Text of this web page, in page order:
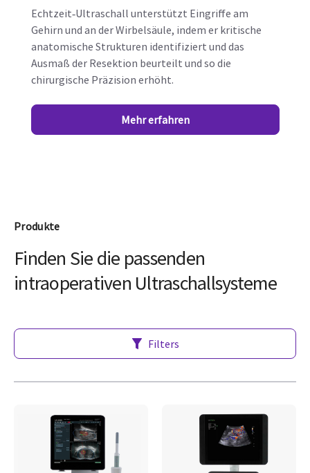
Echtzeit‑Ultraschall unterstützt Eingriffe am
Gehirn und an der Wirbelsäule, indem er kritische
anatomische Strukturen identifiziert und das
Ausmaß der Resektion beurteilt und so die
chirurgische Präzision erhöht.
Mehr erfahren
Produkte
Finden Sie die passenden
intraoperativen Ultraschallsysteme
Filters